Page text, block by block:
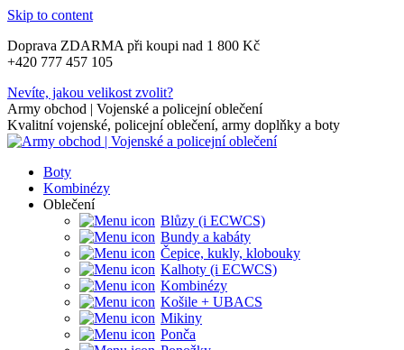
Skip to content
Doprava ZDARMA při koupi nad 1 800 Kč
+420 777 457 105
Nevíte, jakou velikost zvolit?
Army obchod | Vojenské a policejní oblečení
Kvalitní vojenské, policejní oblečení, army doplňky a boty
Boty
Kombinézy
Oblečení
Blůzy (i ECWCS)
Bundy a kabáty
Čepice, kukly, klobouky
Kalhoty (i ECWCS)
Kombinézy
Košile + UBACS
Mikiny
Ponča